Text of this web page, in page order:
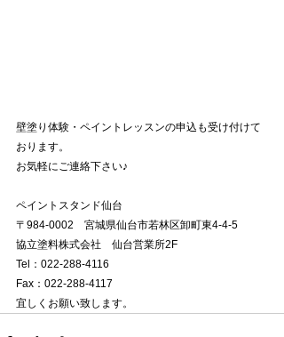
壁塗り体験・ペイントレッスンの申込も受け付けて
おります。
お気軽にご連絡下さい♪
ペイントスタンド仙台
〒984-0002　宮城県仙台市若林区卸町東4-4-5
協立塗料株式会社　仙台営業所2F
Tel：022-288-4116
Fax：022-288-4117
宜しくお願い致します。